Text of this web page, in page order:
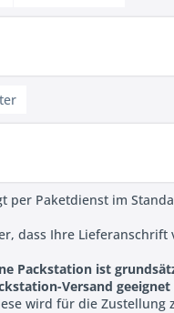
per Paketdienst im
dass Ihre
Packstation ist
Versand geeignet
wird für die Zustellung